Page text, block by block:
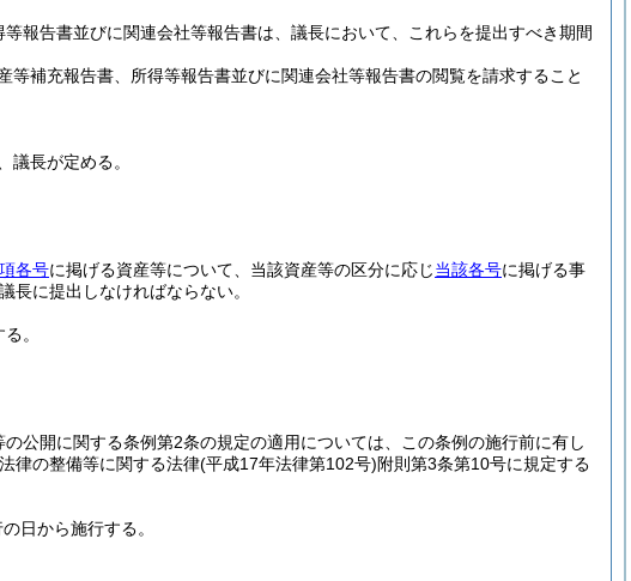
報告書並びに関連会社等報告書は、議長において、これらを提出すべき期間
補充報告書、所得等報告書並びに関連会社等報告書の閲覧を請求すること
議長が定める。
各号に掲げる資産等について、当該資産等の区分に応じ当該各号に掲げる事
長に提出しなければならない。
。
公開に関する条例第2条の規定の適用については、この条例の施行前に有し
律の整備等に関する法律(平成17年法律第102号)附則第3条第10号に規定する
日から施行する。